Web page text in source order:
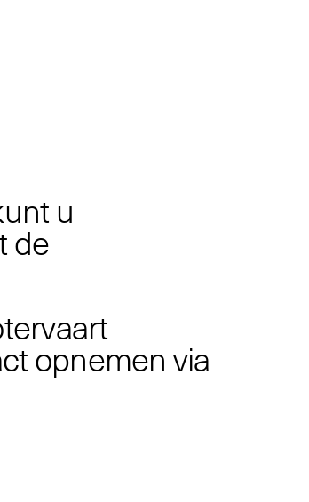
unt u
de
tervaart
ctopnemen via